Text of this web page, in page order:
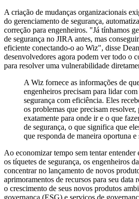
A criação de mudanças organizacionais
do gerenciamento de segurança,
correção para engenheiros. "Já tínhamos
de segurança no JIRA antes, mas
eficiente conectando-o ao Wiz", disse
desenvolvedores agora podem ver todo o
para resolver uma vulnerabilidade
A Wiz fornece as informações de
engenheiros precisam para lidar
segurança com eficiência. Eles
os problemas que precisam resolver,
exatamente para onde ir e o que
de segurança, o que significa que
que responda de maneira oportuna e
Ao economizar tempo sem tentar entender
os tíquetes de segurança, os engenheiros
concentrar no lançamento de novos
aprimoramentos de recursos para seu data
o crescimento de seus novos produtos
governança (ESG) e serviços de